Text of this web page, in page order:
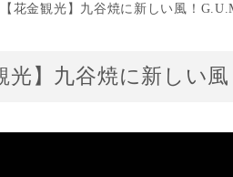
花金観光】九谷焼に新しい風！
光】九谷焼に新しい